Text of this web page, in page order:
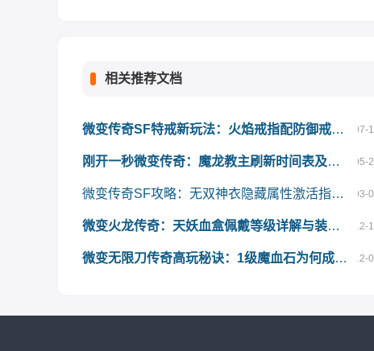
相关推荐文档
微变传奇SF特戒新玩法：火焰戒指配防御戒指，隐藏属性超乎想象 07-
刚开一秒微变传奇：魔龙教主刷新时间表及掉落屠龙几率全解析 05-
微变传奇SF攻略：无双神衣隐藏属性激活指南，最强搭配一网打尽 03-
微变火龙传奇：天妖血盒佩戴等级详解与装备搭配攻略 12-
微变无限刀传奇高玩秘诀：1级魔血石为何成标配？ 12-